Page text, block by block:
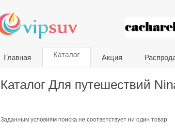
VIP
Главная Каталог Акция
Каталог Для путешествий
Заданным условиям поиска не соответствует ни один товар